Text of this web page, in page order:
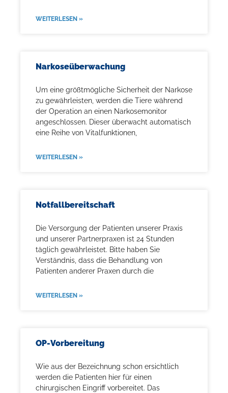
WEITERLESEN »
Narkoseüberwachung
Um eine größtmögliche Sicherheit der Narkose
zu gewährleisten, werden die Tiere während
der Operation an einen Narkosemonitor
angeschlossen. Dieser überwacht automatisch
eine Reihe von Vitalfunktionen,
WEITERLESEN »
Notfallbereitschaft
Die Versorgung der Patienten unserer Praxis
und unserer Partnerpraxen ist 24 Stunden
täglich gewährleistet. Bitte haben Sie
Verständnis, dass die Behandlung von
Patienten anderer Praxen durch die
WEITERLESEN »
OP-Vorbereitung
Wie aus der Bezeichnung schon ersichtlich
werden die Patienten hier für einen
chirurgischen Eingriff vorbereitet. Das